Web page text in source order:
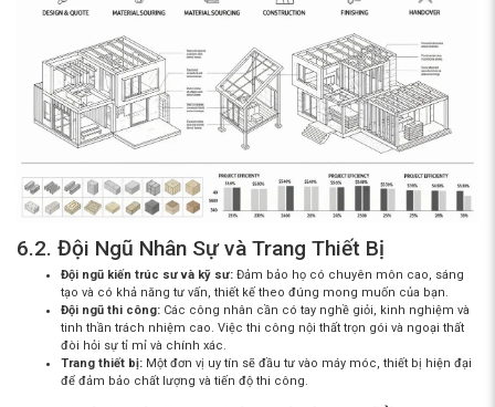
6.2. Đội Ngũ Nhân Sự và Trang Thiết Bị
Đội ngũ kiến trúc sư và kỹ sư: Đảm bảo họ có chuyên môn cao, sáng
tạo và có khả năng tư vấn, thiết kế theo đúng mong muốn của bạn.
Đội ngũ thi công: Các công nhân cần có tay nghề giỏi, kinh nghiệm và
tinh thần trách nhiệm cao. Việc thi công nội thất trọn gói và ngoại thất
đòi hỏi sự tỉ mỉ và chính xác.
Trang thiết bị: Một đơn vị uy tín sẽ đầu tư vào máy móc, thiết bị hiện đại
để đảm bảo chất lượng và tiến độ thi công.